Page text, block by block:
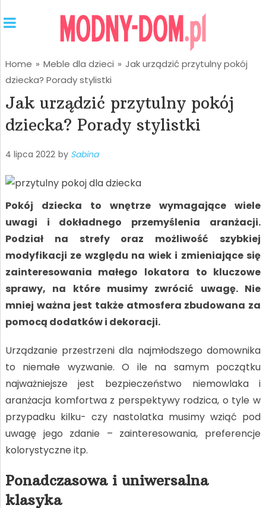
Home » Meble dla dzieci » Jak urządzić przytulny pokój
dziecka? Porady stylistki
Jak urządzić przytulny pokój
dziecka? Porady stylistki
4 lipca 2022 by Sabina
Pokój dziecka to wnętrze wymagające wiele
uwagi i dokładnego przemyślenia aranżacji.
Podział na strefy oraz możliwość szybkiej
modyfikacji ze względu na wiek i zmieniające się
zainteresowania małego lokatora to kluczowe
sprawy, na które musimy zwrócić uwagę. Nie
mniej ważna jest także atmosfera zbudowana za
pomocą dodatków i dekoracji.
Urządzanie przestrzeni dla najmłodszego domownika
to niemałe wyzwanie. O ile na samym początku
najważniejsze jest bezpieczeństwo niemowlaka i
aranżacja komfortwa z perspektywy rodzica, o tyle w
przypadku kilku- czy nastolatka musimy wziąć pod
uwagę jego zdanie – zainteresowania, preferencje
kolorystyczne itp.
Ponadczasowa i uniwersalna
klasyka